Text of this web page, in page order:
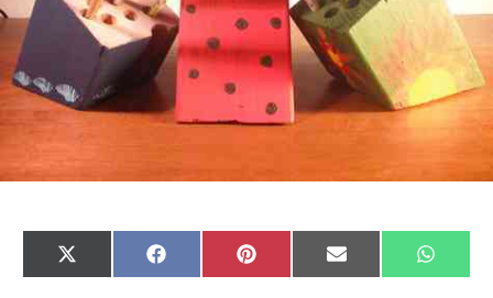
C
o
X
(
C
o
F
a
C
o
P
i
C
o
E
m
C
o
W
h